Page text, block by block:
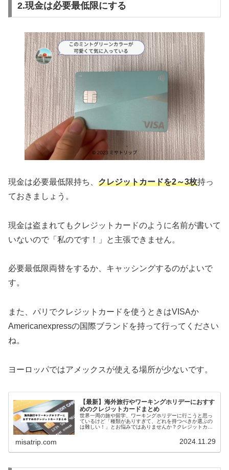
2.現金は必要最低限にする
現金は必要最低限持ち、 クレジットカードを2～3枚持っ
ておきましょう。
現金は盗まれてもクレジットカードのように名前が書いて
いないので「私のです！」と主張できません。
必要最低限両替をするか、キャッシングするのがよいで
す。
また、パリでクレジットカードを使うときはVISAか
Americanexpressの国際ブランドを持って行ってください
ね。
ヨーロッパではアメックスが使える場所が少ないです。
【最新】海外旅行やワーキングホリデーにおすす
めのクレジットカードまとめ
世界一周の旅や留学、ワーキングホリデーに行こうと思っ
ているけど「種類がありすぎて、どれを持つべきか選ぶの
は難しい！」とお悩みではありませんか？クレジットカー
misatrip.com 2024.11.29